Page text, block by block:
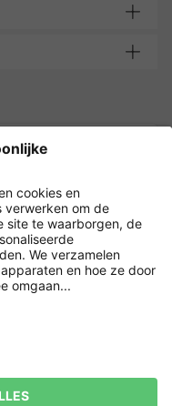
Leveringsvoorwaarden